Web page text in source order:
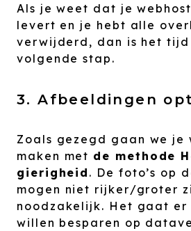
Als je weet dat je
levert en je hebt alle
verwijderd, dan is het tijd
volgende stap.
3. Afbeeldingen
Zoals gezegd gaan we je
maken met de methode
gierigheid . De foto’s op
mogen niet rijker/groter
noodzakelijk. Het gaat er
willen besparen op